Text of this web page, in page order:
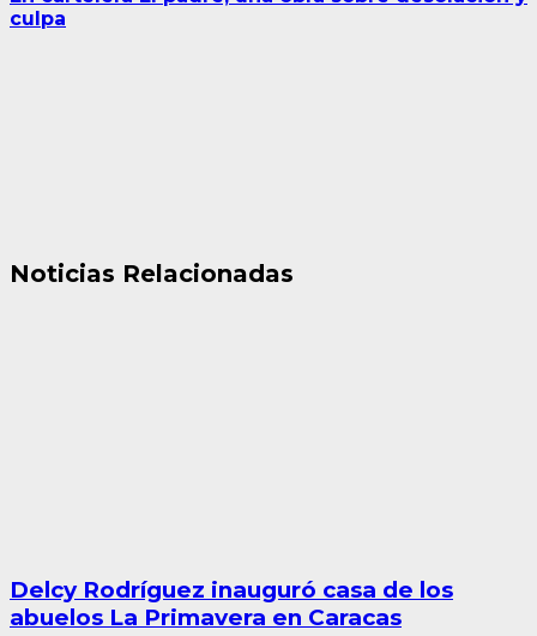
culpa
Noticias Relacionadas
Delcy Rodríguez inauguró casa de los
abuelos La Primavera en Caracas